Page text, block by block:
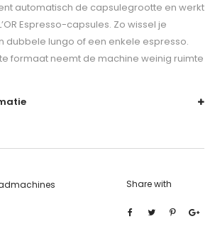
automatisch de capsulegrootte en werkt
Espresso-capsules. Zo wissel je
dubbele lungo of een enkele espresso.
formaat neemt de machine weinig ruimte
Share with